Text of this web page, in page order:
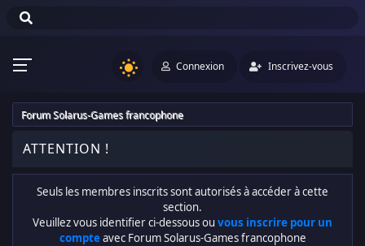
Connexion Inscrivez-vous
Forum Solarus-Games francophone
ATTENTION !
Seuls les membres inscrits sont autorisés à accéder à cette
section.
Veuillez vous identifier ci-dessous ou vous inscrire pour un
compteavec Forum Solarus-Games francophone